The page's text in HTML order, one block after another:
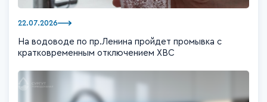
22.07.2026
На водоводе по пр.Ленина пройдет промывка с
кратковременным отключением ХВС